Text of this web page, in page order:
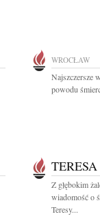
WROCŁAW
Najszczersze
powodu
Z głębokim
wiadomość o
Teresy...